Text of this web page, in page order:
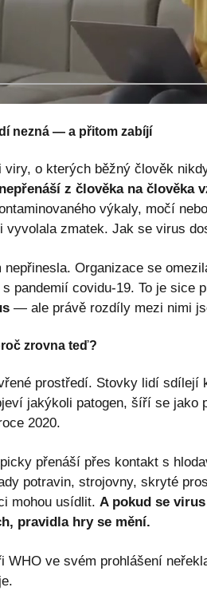
nezná — a přitom zabíjí
viry, o kterých běžný člověk
z člověka na člověka
výkaly, močí
vyvolala zmatek. Jak se virus
Organizace se
s pandemií covidu-19. To je sice
— ale právě rozdíly mezi nimi
zrovna teď?
prostředí. Stovky lidí sdílejí
jakýkoli patogen, šíří se jako
2020.
přenáší přes kontakt s
potravin, strojovny, skryté
mohou usídlit. A pokud se
pravidla hry se mění.
WHO ve svém prohlášení